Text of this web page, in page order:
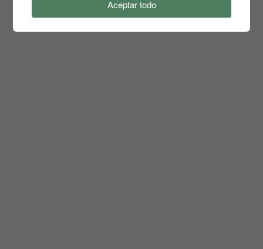
Aceptar todo